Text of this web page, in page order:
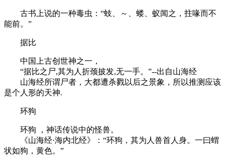
古书上说的一种毒虫：“蚑、～、蝼、蚁闻之，拄喙而不
能前。”
据比
中国上古创世神之一，
“据比之尸,其为人折颈披发,无一手。”--出自山海经
山海经所谓尸者，大都遭杀戮以后之景象，所以推测应该
是个人形的天神.
环狗
环狗 ，神话传说中的怪兽。
《山海经·海内北经》：“环狗，其为人兽首人身。一曰蝟
状如狗，黄色。”